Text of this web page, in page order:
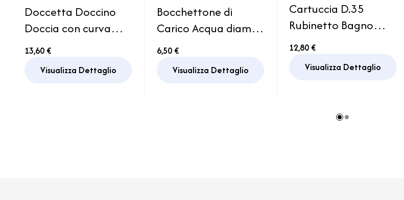
Doccetta Doccino
Doccia con curva
inox maschio 1/2"
13,60 €
Visualizza Dettaglio
Bocchettone di
Carico Acqua diam
35 bianco Camper
6,50 €
Visualizza Dettaglio
Cartuccia D.35
Rubinetto Bagno
Cucina Ricambio
12,80 €
Visualizza Dettaglio